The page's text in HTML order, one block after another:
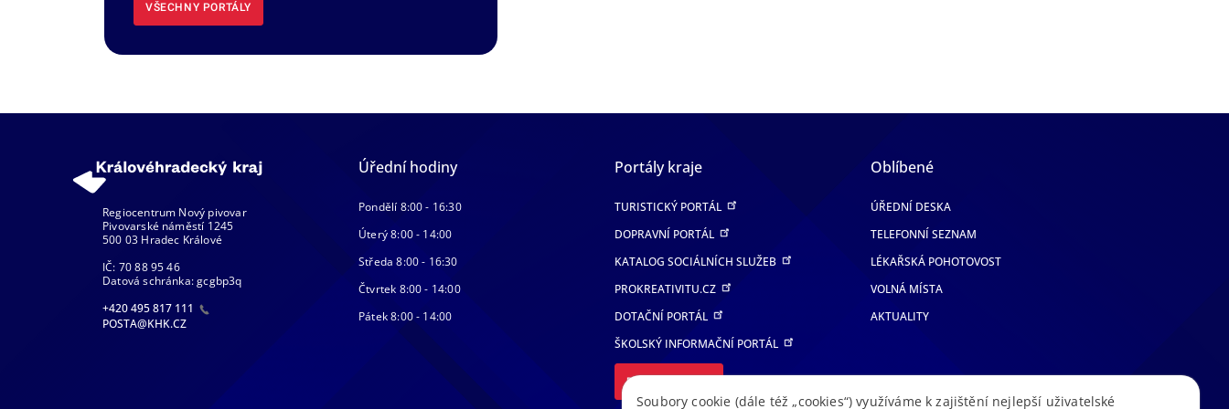
VŠECHNY PORTÁLY
Regiocentrum Nový pivovar
Pivovarské náměstí 1245
500 03 Hradec Králové
IČ: 70 88 95 46
Datová schránka: gcgbp3q
+420 495 817 111
POSTA@KHK.CZ
Úřední hodiny
Pondělí 8:00 - 16:30
Úterý 8:00 - 14:00
Středa 8:00 - 16:30
Čtvrtek 8:00 - 14:00
Pátek 8:00 - 14:00
Portály kraje
TURISTICKÝ PORTÁL
DOPRAVNÍ PORTÁL
KATALOG SOCIÁLNÍCH SLUŽEB
PROKREATIVITU.CZ
DOTAČNÍ PORTÁL
ŠKOLSKÝ INFORMAČNÍ PORTÁL
DALŠÍ PORTÁLY
Oblíbené
ÚŘEDNÍ DESKA
TELEFONNÍ SEZNAM
LÉKAŘSKÁ POHOTOVOST
VOLNÁ MÍSTA
AKTUALITY
Soubory cookie (dále též „cookies“) využíváme k zajištění nejlepší uživatelské